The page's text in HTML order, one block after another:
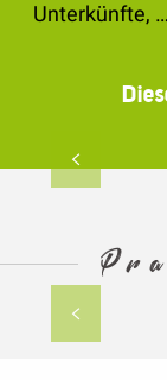
Unterkünfte, …